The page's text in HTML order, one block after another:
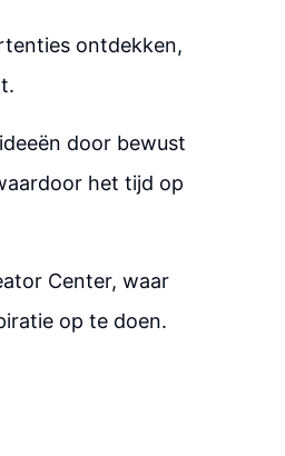
ontdekken,
door bewust
het tijd op
Center, waar
op te doen.